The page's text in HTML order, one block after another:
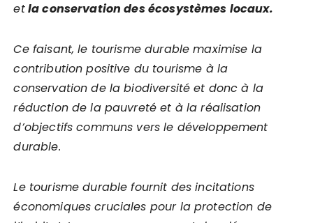
etla conservation des écosystèmes locaux.
Ce faisant, le tourisme durable maximise la
contribution positive du tourisme à la
conservation de la biodiversité et donc à la
réduction de la pauvreté et à la réalisation
d’objectifs communs vers le développement
durable.
Le tourisme durable fournit des incitations
économiques cruciales pour la protection de